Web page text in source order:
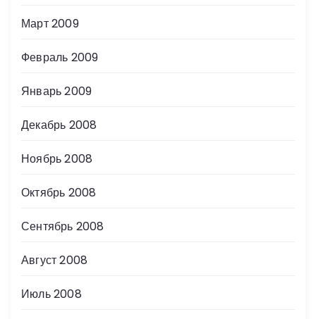
Март 2009
Февраль 2009
Январь 2009
Декабрь 2008
Ноябрь 2008
Октябрь 2008
Сентябрь 2008
Август 2008
Июль 2008